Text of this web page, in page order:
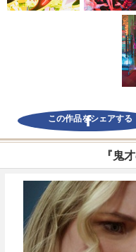
この作品をシェアする
『鬼